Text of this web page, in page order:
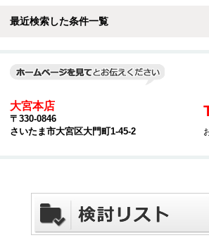
最近検索した条件一覧
大宮本店
〒330-0846
さいたま市大宮区大門町1-45-2